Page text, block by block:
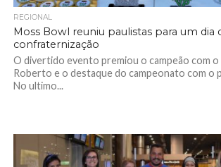
REGIONAL
Moss Bowl reuniu paulistas para um dia
confraternização
O divertido evento premiou o campeão com
Roberto e o destaque do campeonato com o
No ultimo...